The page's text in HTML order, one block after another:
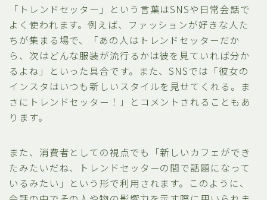
「トレンドセッター」という言葉はSNSや日常会話で
よく使われます。例えば、ファッションが好きな人た
ちが集まる場で、「あの人はトレンドセッターだか
ら、次はどんな服装が流行るかは彼を見ていれば分か
るよね」といった具合です。また、SNSでは「彼女の
インスタはいつも新しいスタイルを見せてくれる。ま
さにトレンドセッター！」とコメントされることもあ
ります。
また、消費者としての視点でも「新しいカフェができ
たみたいだね、トレンドセッターの間で話題になって
いるみたい」という形で利用されます。このように、